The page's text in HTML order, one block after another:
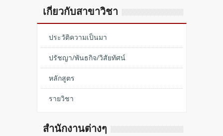
เกี่ยวกับสาขาวิชา
ประวัติความเป็นมา
ปรัชญา/พันธกิจ/วิสัยทัศน์
หลักสูตร
รายวิชา
สำนักงานต่างๆ